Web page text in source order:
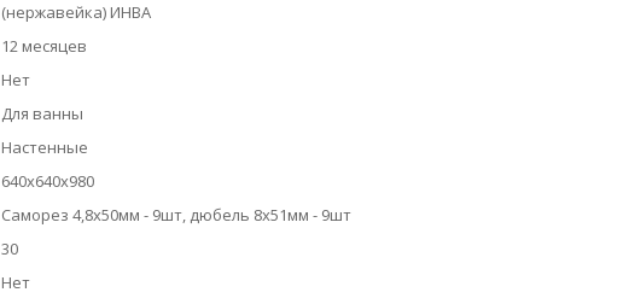
(нержавейка) ИНВА
12 месяцев
Нет
Для ванны
Настенные
640х640х980
Саморез 4,8х50мм - 9шт, дюбель 8х51мм - 9шт
30
Нет